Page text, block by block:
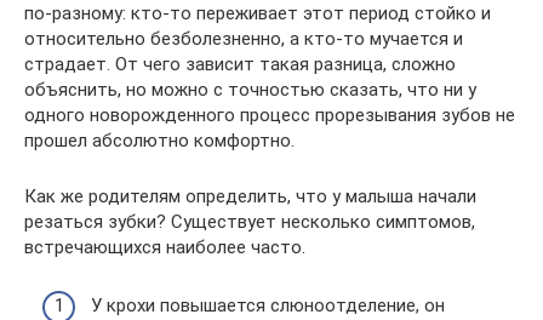
по-разному: кто-то переживает этот период стойко и
относительно безболезненно, а кто-то мучается и
страдает. От чего зависит такая разница, сложно
объяснить, но можно с точностью сказать, что ни у
одного новорожденного процесс прорезывания зубов не
прошел абсолютно комфортно.
Как же родителям определить, что у малыша начали
резаться зубки? Существует несколько симптомов,
встречающихся наиболее часто.
У крохи повышается слюноотделение, он